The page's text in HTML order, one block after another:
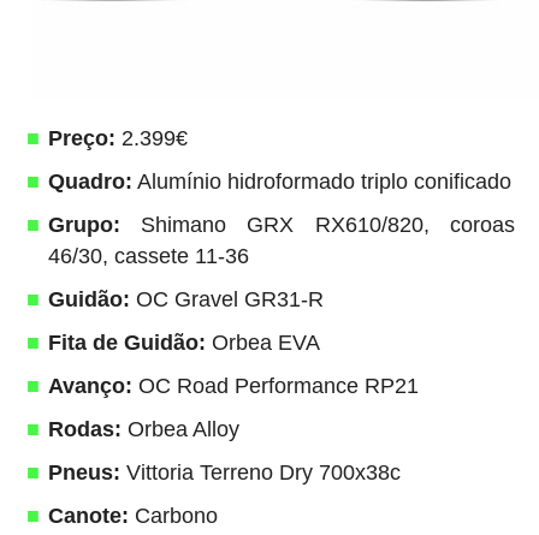
Preço: 2.399€
Quadro: Alumínio hidroformado triplo conificado
Grupo: Shimano GRX RX610/820, coroas
46/30, cassete 11-36
Guidão: OC Gravel GR31-R
Fita de Guidão: Orbea EVA
Avanço: OC Road Performance RP21
Rodas: Orbea Alloy
Pneus: Vittoria Terreno Dry 700x38c
Canote: Carbono